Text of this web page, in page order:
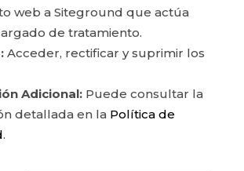
web a Siteground que actúa
de tratamiento.
Acceder, rectificar y suprimir los
Adicional:Puede consultar la
detallada en la Política de
.